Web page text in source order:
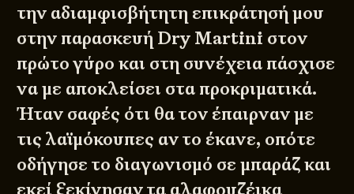
την αδιαμφισβήτητη επικράτησή μου
στην παρασκευή Dry Martini στον
πρώτο γύρο και στη συνέχεια πάσχισε
να με αποκλείσει στα προκριματικά.
Ήταν σαφές ότι θα τον έπαιρναν με
τις λαϊμόκουπες αν το έκανε, οπότε
οδήγησε το διαγωνισμό σε μπαράζ και